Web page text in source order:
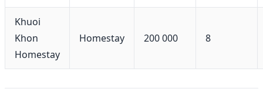
Khuoi
Khon
Homestay
Homestay 200 000 8